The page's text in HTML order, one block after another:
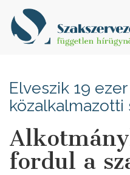
Elveszik 19
közalkalmazotti
fordul a